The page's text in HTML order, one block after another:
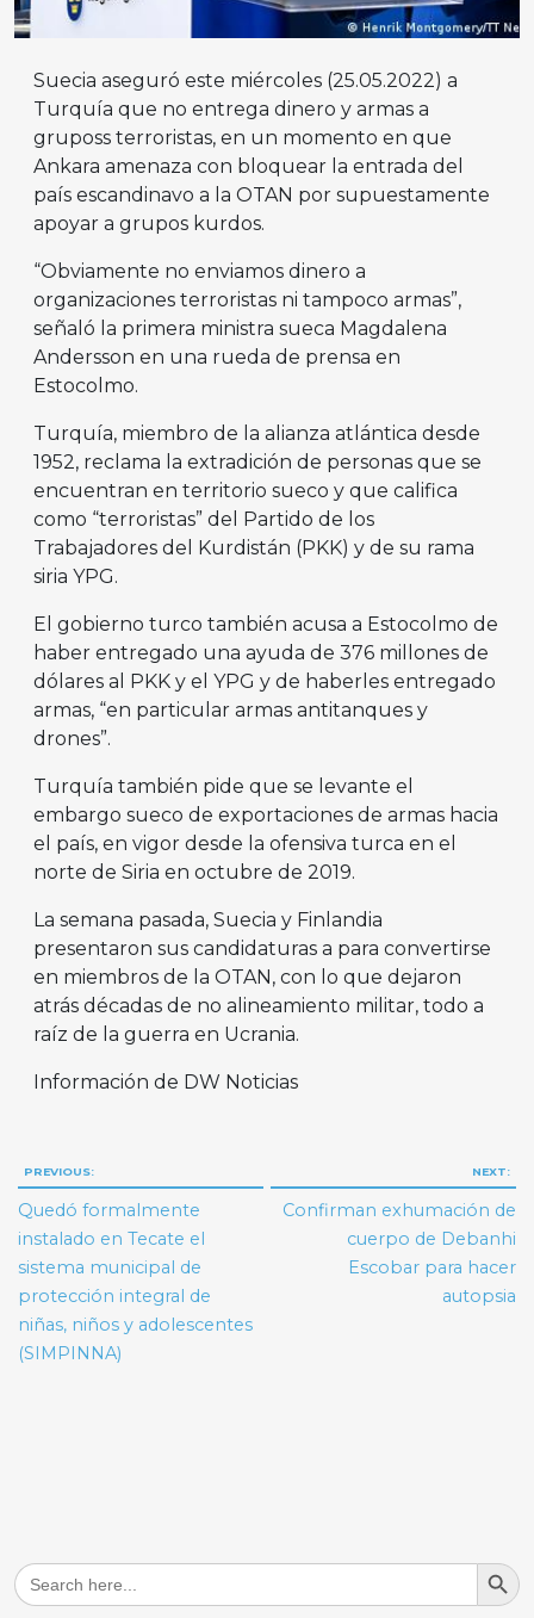
Suecia aseguró este miércoles (25.05.2022) a
Turquía que no entrega dinero y armas a
gruposs terroristas, en un momento en que
Ankara amenaza con bloquear la entrada del
país escandinavo a la OTAN por supuestamente
apoyar a grupos kurdos.
“Obviamente no enviamos dinero a
organizaciones terroristas ni tampoco armas”,
señaló la primera ministra sueca Magdalena
Andersson en una rueda de prensa en
Estocolmo.
Turquía, miembro de la alianza atlántica desde
1952, reclama la extradición de personas que se
encuentran en territorio sueco y que califica
como “terroristas” del Partido de los
Trabajadores del Kurdistán (PKK) y de su rama
siria YPG.
El gobierno turco también acusa a Estocolmo de
haber entregado una ayuda de 376 millones de
dólares al PKK y el YPG y de haberles entregado
armas, “en particular armas antitanques y
drones”.
Turquía también pide que se levante el
embargo sueco de exportaciones de armas hacia
el país, en vigor desde la ofensiva turca en el
norte de Siria en octubre de 2019.
La semana pasada, Suecia y Finlandia
presentaron sus candidaturas a para convertirse
en miembros de la OTAN, con lo que dejaron
atrás décadas de no alineamiento militar, todo a
raíz de la guerra en Ucrania.
Información de DW Noticias
Navegación
de
entradas
PREVIOUS:
Quedó formalmente
instalado en Tecate el
sistema municipal de
protección integral de
niñas, niños y adolescentes
(SIMPINNA)
NEXT:
Confirman exhumación de
cuerpo de Debanhi
Escobar para hacer
autopsia
Search
for:
Search